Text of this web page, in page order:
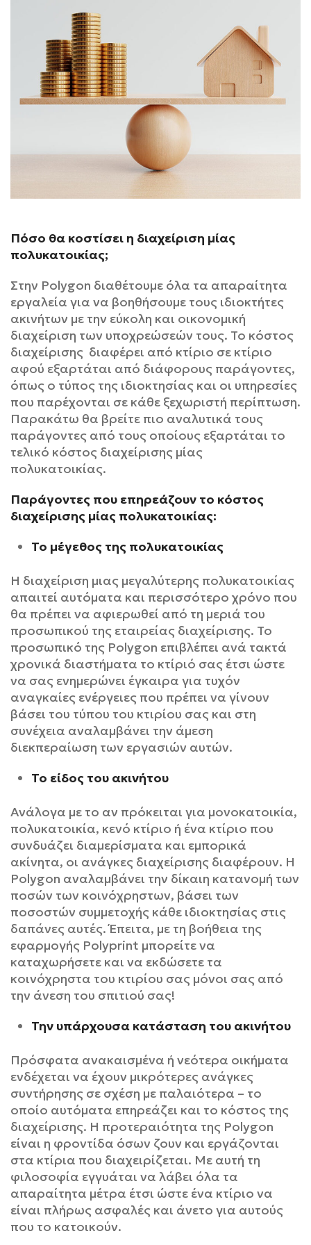
Πόσο θα κοστίσει η διαχείριση μίας
πολυκατοικίας;
Στην Polygon διαθέτουμε όλα τα απαραίτητα
εργαλεία για να βοηθήσουμε τους ιδιοκτήτες
ακινήτων με την εύκολη και οικονομική
διαχείριση των υποχρεώσεών τους. Το κόστος
διαχείρισης διαφέρει από κτίριο σε κτίριο
αφού εξαρτάται από διάφορους παράγοντες,
όπως ο τύπος της ιδιοκτησίας και οι υπηρεσίες
που παρέχονται σε κάθε ξεχωριστή περίπτωση.
Παρακάτω θα βρείτε πιο αναλυτικά τους
παράγοντες από τους οποίους εξαρτάται το
τελικό κόστος διαχείρισης μίας
πολυκατοικίας.
Παράγοντες που επηρεάζουν το κόστος
διαχείρισης μίας πολυκατοικίας:
Το μέγεθος της πολυκατοικίας
Η διαχείριση μιας μεγαλύτερης πολυκατοικίας
απαιτεί αυτόματα και περισσότερο χρόνο που
θα πρέπει να αφιερωθεί από τη μεριά του
προσωπικού της εταιρείας διαχείρισης. Το
προσωπικό της Polygon επιβλέπει ανά τακτά
χρονικά διαστήματα το κτίριό σας έτσι ώστε
να σας ενημερώνει έγκαιρα για τυχόν
αναγκαίες ενέργειες που πρέπει να γίνουν
βάσει του τύπου του κτιρίου σας και στη
συνέχεια αναλαμβάνει την άμεση
διεκπεραίωση των εργασιών αυτών.
Το είδος του ακινήτου
Ανάλογα με το αν πρόκειται για μονοκατοικία,
πολυκατοικία, κενό κτίριο ή ένα κτίριο που
συνδυάζει διαμερίσματα και εμπορικά
ακίνητα, οι ανάγκες διαχείρισης διαφέρουν. H
Polygon αναλαμβάνει την δίκαιη κατανομή των
ποσών των κοινόχρηστων, βάσει των
ποσοστών συμμετοχής κάθε ιδιοκτησίας στις
δαπάνες αυτές. Έπειτα, με τη βοήθεια της
εφαρμογής Polyprint μπορείτε να
καταχωρήσετε και να εκδώσετε τα
κοινόχρηστα του κτιρίου σας μόνοι σας από
την άνεση του σπιτιού σας!
Την υπάρχουσα κατάσταση του ακινήτου
Πρόσφατα ανακαισμένα ή νεότερα οικήματα
ενδέχεται να έχουν μικρότερες ανάγκες
συντήρησης σε σχέση με παλαιότερα – το
οποίο αυτόματα επηρεάζει και το κόστος της
διαχείρισης. Η προτεραιότητα της Polygon
είναι η φροντίδα όσων ζουν και εργάζονται
στα κτίρια που διαχειρίζεται. Με αυτή τη
φιλοσοφία εγγυάται να λάβει όλα τα
απαραίτητα μέτρα έτσι ώστε ένα κτίριο να
είναι πλήρως ασφαλές και άνετο για αυτούς
που το κατοικούν.